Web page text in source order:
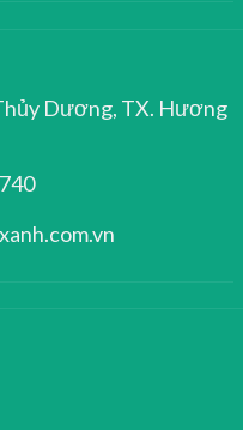
Dương, TX. Hương